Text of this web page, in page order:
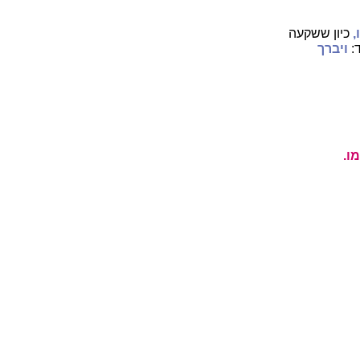
כיון ששקעה
ויברך